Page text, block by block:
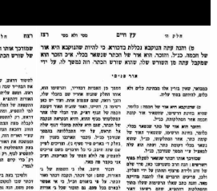
חלק יא
חלק יב
חלק יג
חלק יד
חלק טו
חלק ט"ז